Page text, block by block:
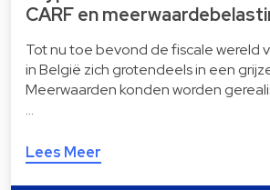
CARF en
Tot nu toe bevond de fiscale wereld
in België zich grotendeels in een
Meerwaarden konden worden
…
Lees Meer